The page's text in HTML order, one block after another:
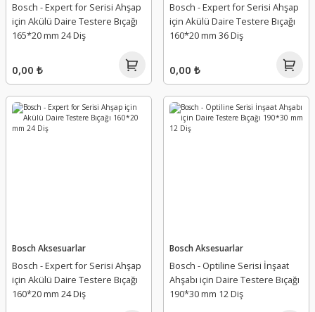
Bosch - Expert for Serisi Ahşap
için Akülü Daire Testere Bıçağı
165*20 mm 24 Diş
0,00 ₺
Bosch - Expert for Serisi Ahşap
için Akülü Daire Testere Bıçağı
160*20 mm 36 Diş
0,00 ₺
Bosch Aksesuarlar
Bosch - Expert for Serisi Ahşap
için Akülü Daire Testere Bıçağı
160*20 mm 24 Diş
Bosch Aksesuarlar
Bosch - Optiline Serisi İnşaat
Ahşabı için Daire Testere Bıçağı
190*30 mm 12 Diş